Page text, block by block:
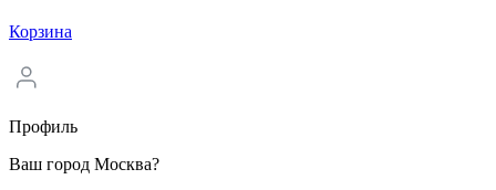
Корзина
Профиль
Ваш город Москва?